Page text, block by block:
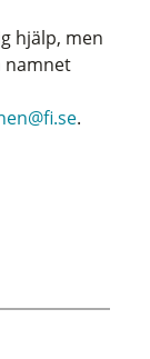
hjälp, men
namnet
.